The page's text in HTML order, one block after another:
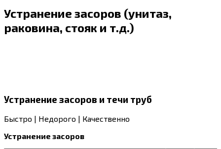
Устранение засоров (унитаз,
раковина, стояк и т.д.)
Устранение засоров и течи труб
Быстро | Недорого | Качественно
Устранение засоров